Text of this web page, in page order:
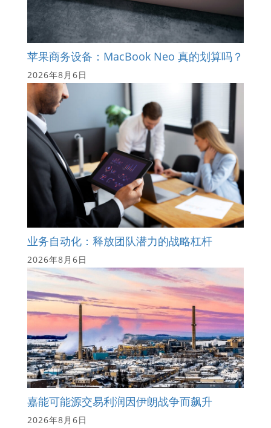
苹果商务设备：MacBook Neo 真的划算吗？
2026年8月6日
业务自动化：释放团队潜力的战略杠杆
2026年8月6日
嘉能可能源交易利润因伊朗战争而飙升
2026年8月6日